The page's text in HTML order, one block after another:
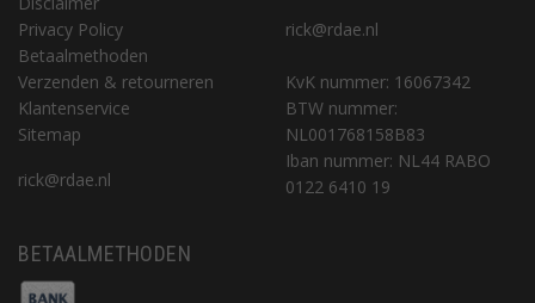
Privacy Policy
Betaalmethoden
Verzenden & retourneren
Klantenservice
Sitemap
rick@rdae.nl
rick@rdae.nl
KvK nummer: 16067342
BTW nummer:
NL001768158B83
Iban nummer: NL44 RABO
0122 6410 19
BETAALMETHODEN